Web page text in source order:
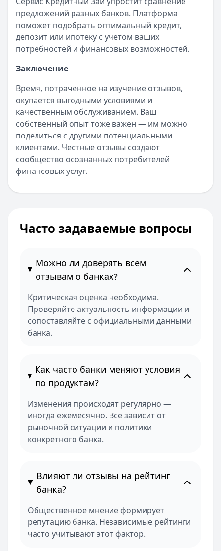
предложений разных банков. Платформа
поможет подобрать оптимальный кредит,
депозит или ипотеку с учетом ваших
потребностей и финансовых возможностей.
Заключение
Время, потраченное на изучение отзывов,
окупается выгодными условиями и
качественным обслуживанием. Ваш
собственный опыт тоже важен — им можно
поделиться с другими потенциальными
клиентами. Честные отзывы создают
сообщество осознанных потребителей
финансовых услуг.
Часто задаваемые вопросы
Можно ли доверять всем
отзывам о банках?
Критическая оценка необходима.
Проверяйте актуальность информации и
сопоставляйте с официальными данными
банка.
Как часто банки меняют условия
по продуктам?
Изменения происходят регулярно —
иногда ежемесячно. Все зависит от
рыночной ситуации и политики
конкретного банка.
Влияют ли отзывы на рейтинг
банка?
Общественное мнение формирует
репутацию банка. Независимые рейтинги
часто учитывают этот фактор.